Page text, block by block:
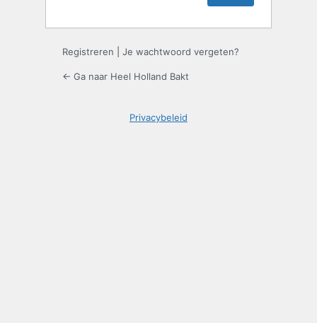
Registreren Je wachtwoord vergeten?
← Ga naar Heel Holland Bakt
Privacybeleid